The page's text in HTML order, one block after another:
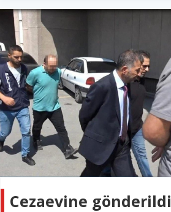
Cezaevine gönderildi